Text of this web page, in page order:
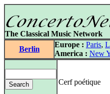
The Classical Music Network
Berlin
Europe : Paris,
America : New
Cerf poétique